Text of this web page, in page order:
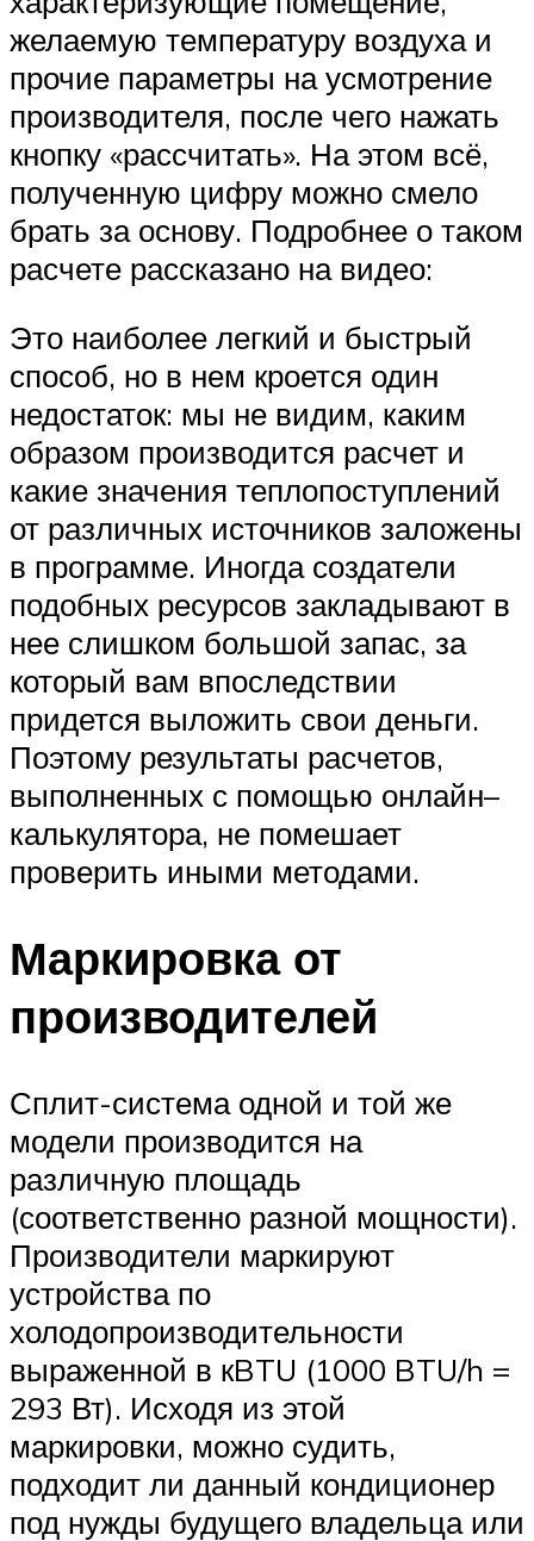
желаемую температуру воздуха и
прочие параметры на усмотрение
производителя, после чего нажать
кнопку «рассчитать». На этом всё,
полученную цифру можно смело
брать за основу. Подробнее о таком
расчете рассказано на видео:
Это наиболее легкий и быстрый
способ, но в нем кроется один
недостаток: мы не видим, каким
образом производится расчет и
какие значения теплопоступлений
от различных источников заложены
в программе. Иногда создатели
подобных ресурсов закладывают в
нее слишком большой запас, за
который вам впоследствии
придется выложить свои деньги.
Поэтому результаты расчетов,
выполненных с помощью онлайн–
калькулятора, не помешает
проверить иными методами.
Маркировка от
производителей
Сплит-система одной и той же
модели производится на
различную площадь
(соответственно разной мощности).
Производители маркируют
устройства по
холодопроизводительности
выраженной в кBTU (1000 BTU/h =
293 Вт). Исходя из этой
маркировки, можно судить,
подходит ли данный кондиционер
под нужды будущего владельца или